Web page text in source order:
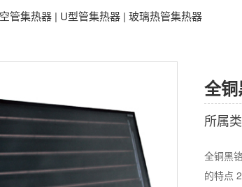
管集热器 | U型管集热器 | 玻璃热管集热器
全铜
所属
全铜黑铬集热器 1)采用全紫铜板
的特点 2)常用于温水泳池、承压、非承压太阳能大型热水工程 3)使用